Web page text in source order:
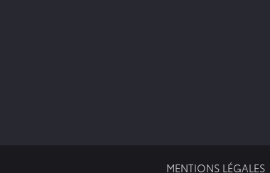
MENTIONS LÉGALES